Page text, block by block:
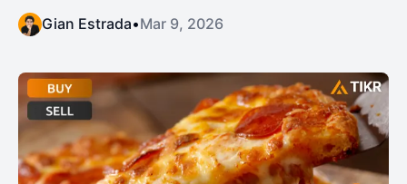
Gian Estrada•Mar 9, 2026